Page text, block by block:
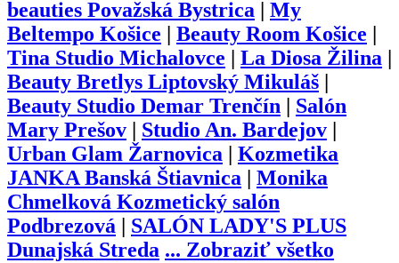
beauties Považská Bystrica
My
Beltempo Košice
Beauty Room Košice
Tina Studio Michalovce
La Diosa Žilina
Beauty Bretlys Liptovský Mikuláš
Beauty Studio Demar Trenčín
Salón
Mary Prešov
Studio An. Bardejov
Urban Glam Žarnovica
Kozmetika
JANKA Banská Štiavnica
Monika
Chmelková Kozmetický salón
Podbrezová
SALÓN LADY'S PLUS
Dunajská Streda ... Zobraziť všetko